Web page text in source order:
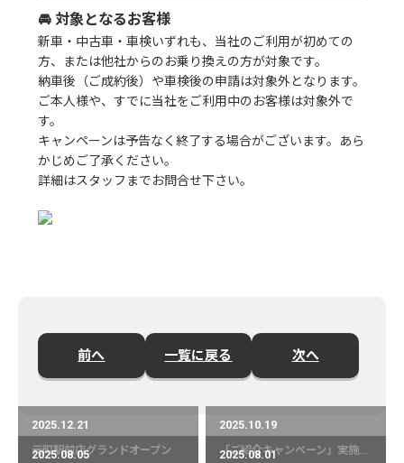
🚘 対象となるお客様
新車・中古車・車検いずれも、当社のご利用が初めての
方、または他社からのお乗り換えの方が対象です。
納車後（ご成約後）や車検後の申請は対象外となります。
ご本人様や、すでに当社をご利用中のお客様は対象外で
す。
キャンペーンは予告なく終了する場合がございます。あら
かじめご了承ください。
詳細はスタッフまでお問合せ下さい。
前へ 一覧に戻る 次へ
2025.12.21
元町駅前店グランドオープン
2025.10.19
2025.08.05
2025.08.01